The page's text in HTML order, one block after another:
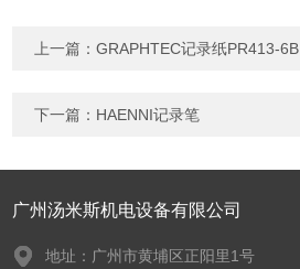
上一篇：GRAPHTEC记录纸PR413-6B
下一篇： HAENNI记录笔
广州汤米斯机电设备有限公司
地址：广州市黄埔区正阳里1号